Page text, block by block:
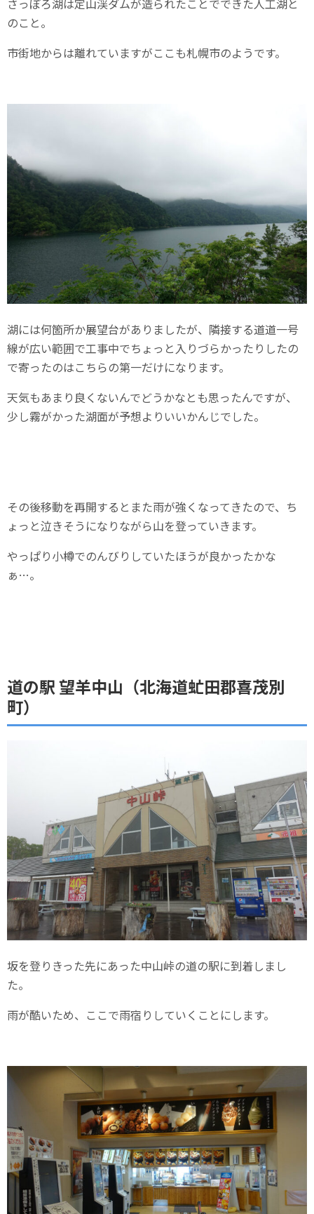
のこと。
市街地からは離れていますがここも札幌市のようです。
湖には何箇所か展望台がありましたが、隣接する道道一号
線が広い範囲で工事中でちょっと入りづらかったりしたの
で寄ったのはこちらの第一だけになります。
天気もあまり良くないんでどうかなとも思ったんですが、
少し霧がかった湖面が予想よりいいかんじでした。
その後移動を再開するとまた雨が強くなってきたので、ち
ょっと泣きそうになりながら山を登っていきます。
やっぱり小樽でのんびりしていたほうが良かったかな
ぁ…。
道の駅 望羊中山（北海道虻田郡喜茂別
町）
坂を登りきった先にあった中山峠の道の駅に到着しまし
た。
雨が酷いため、ここで雨宿りしていくことにします。